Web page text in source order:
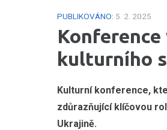
PUBLIKOVÁNO: 5. 2. 2025
kulturního
Kulturní konference,
zdůrazňující klíčovou
Ukrajině.